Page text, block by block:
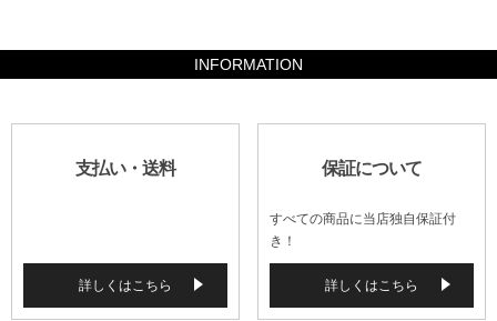
INFORMATION
支払い・送料
詳しくはこちら
保証について
すべての商品に当店独自保証付
き！
詳しくはこちら